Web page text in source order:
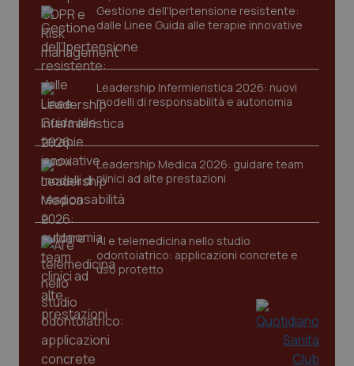
Gestione dell'Ipertensione resistente:
dalle Linee Guida alle terapie innovative
Leadership Infermieristica 2026: nuovi
modelli di responsabilità e autonomia
Leadership Medica 2026: guidare team
clinici ad alte prestazioni
AI e telemedicina nello studio
odontoiatrico: applicazioni concrete e
uso protetto
Nome
Fornitore / Dominio
VISITOR_PRIVACY_METADATA
CookieScriptConsent
CookieScript
www.quotidianosanita.it